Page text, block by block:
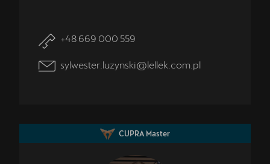
+48 669 000 559
sylwester.luzynski@lellek.com.pl
CUPRA Master